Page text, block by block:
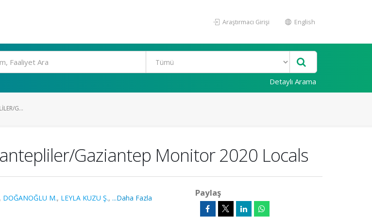
Araştırmacı Girişi English
Detaylı Arama
G...
Gaziantep Monitor 2020 Locals
, DOĞANOĞLU M., LEYLA KUZU Ş., ...Daha Fazla
Paylaş